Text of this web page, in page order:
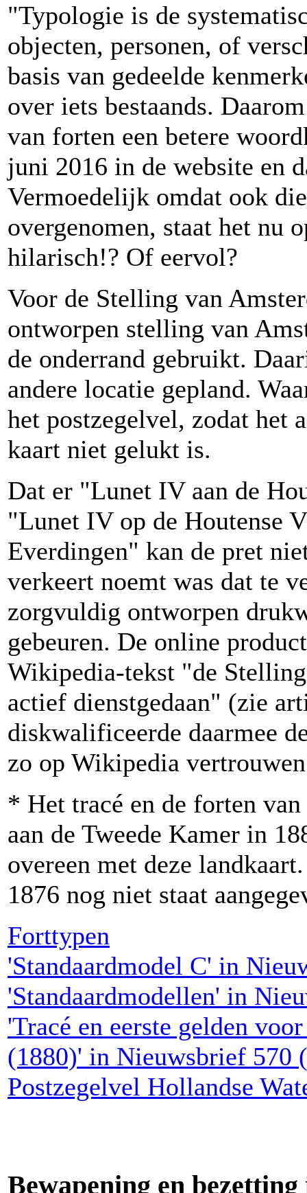
"Typologie is de
objecten, personen, of
basis van gedeelde
over iets bestaands.
van forten een betere
juni 2016 in de website en
Vermoedelijk omdat ook
overgenomen, staat het nu
hilarisch!? Of eervol?
Voor de Stelling van
ontworpen stelling van
de onderrand gebruikt.
andere locatie gepland.
het postzegelvel, zodat het
kaart niet gelukt is.
Dat er "Lunet IV aan de
"Lunet IV op de Houtense
Everdingen" kan de pret
verkeert noemt was dat te
zorgvuldig ontworpen
gebeuren. De online
Wikipedia-tekst "de
actief dienstgedaan" (zie
diskwalificeerde daarmee
zo op Wikipedia
* Het tracé en de forten
aan de Tweede Kamer in
overeen met deze
1876 nog niet staat
Forttypen
'Standaardmodel C' in
'Standaardmodellen' in
'Tracé en eerste gelden
(1880)' in Nieuwsbrief 570
Postzegelvel Hollandse
Bewapening en